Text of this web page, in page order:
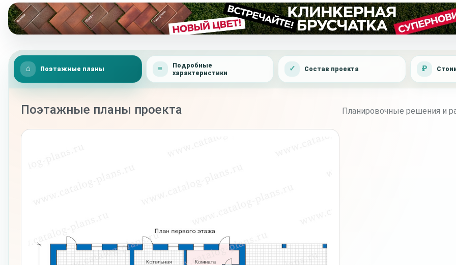
Поэтажные планы
Подробные
характеристики
Состав проекта
Поэтажные планы проекта Планировочные решения и